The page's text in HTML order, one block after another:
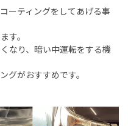
ーティングをしてあげる事
す。
なり、暗い中運転をする機
グがおすすめです。